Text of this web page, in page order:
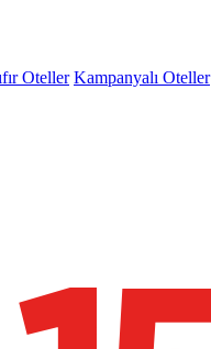
Oteller Kampanyalı Oteller